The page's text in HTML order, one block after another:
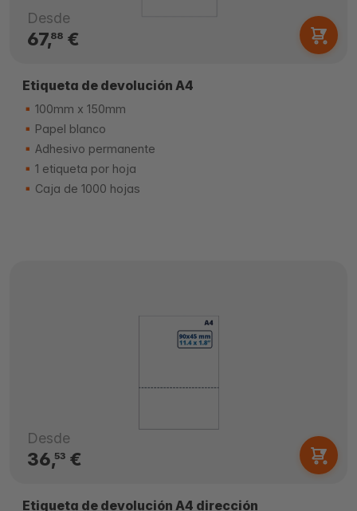
Desde
67,88€
Etiqueta de devolución A4
100mm x 150mm
Papel blanco
Adhesivo permanente
1 etiqueta por hoja
Caja de 1000 hojas
Desde
36,53€
Etiqueta de devolución A4 dirección